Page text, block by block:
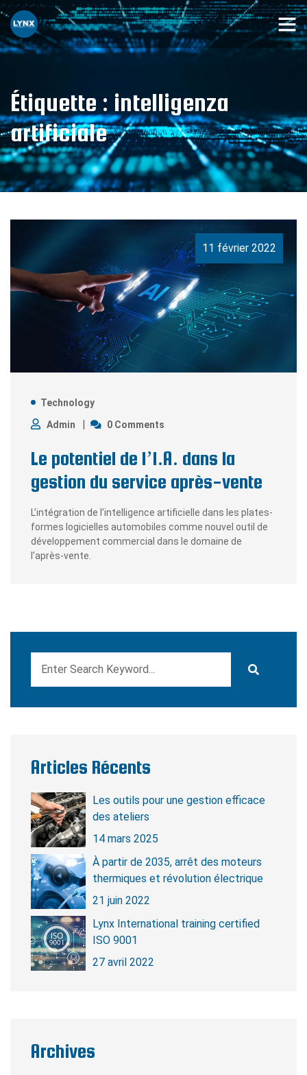
Étiquette : intelligenza
artificiale
11 février 2022
Technology
Admin 0 Comments
Le potentiel de l’I.A. dans la
gestion du service après-vente
L’intégration de l’intelligence artificielle dans les plates-
formes logicielles automobiles comme nouvel outil de
développement commercial dans le domaine de
l’après-vente.
Articles Récents
Les outils pour une gestion efficace
des ateliers
14 mars 2025
À partir de 2035, arrêt des moteurs
thermiques et révolution électrique
21 juin 2022
Lynx International training certified
ISO 9001
27 avril 2022
Archives